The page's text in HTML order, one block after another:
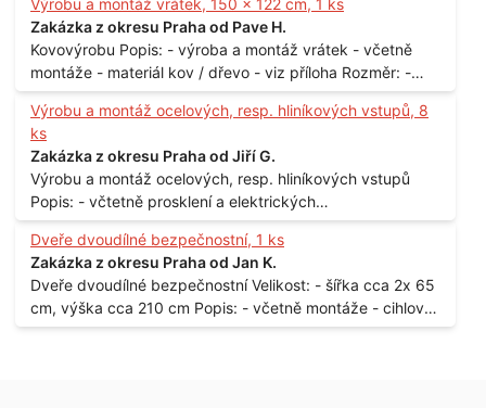
Praha
Výrobu a montáž vrátek, 150 x 122 cm, 1 ks
Zakázka z okresu Praha od Pave H.
Kovovýrobu Popis: - výroba a montáž vrátek - včetně
montáže - materiál kov / dřevo - viz příloha Rozměr: -
150 x 122 cm Lokalita: - Senohraby Nabídky na e-mail.
Výrobu a montáž ocelových, resp. hliníkových vstupů, 8
ks
Zakázka z okresu Praha od Jiří G.
Výrobu a montáž ocelových, resp. hliníkových vstupů
Popis: - včtetně prosklení a elektrických
samozamýkacích zámků pro panelový dům - jedná se o
vchodové dveře umístěné v zarámovaném a proskleném
portálu - předmětem dodávky bude i demontáž
stávajících a už nevyhovujících prosklených,
umělohmotných vstupů Množství: - 8 ks Lokalita: - 7, 9,
Dveře dvoudílné bezpečnostní, 1 ks
Zakázka z okresu Praha od Jan K.
Dveře dvoudílné bezpečnostní Velikost: - šířka cca 2x 65
cm, výška cca 210 cm Popis: - včetně montáže - cihlový
dům, 2. patro - vchod z chodby - rozměry bez zárubní